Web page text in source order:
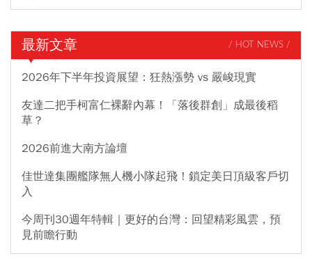
最新文章 / HOT NEWS /
2026年下半年投資展望：狂熱漲勢 vs 嚴峻現實
友達二把手柯富仁裸辭內幕！「落後群創」成最後稻
草？
2026前進大南方論壇
佳世達集團艦隊無人機小隊起飛！鎖定美日頂級客戶切
入
今周刊30週年特輯｜更好的台灣：回望精彩風雲，預
見前瞻行動